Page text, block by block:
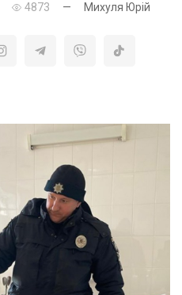
4873 — Михуля Юрій